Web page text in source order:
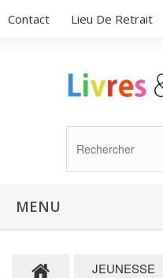
Contact Lieu De Retrait
MENU
JEUNESSE